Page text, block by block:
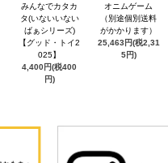
みんなでカタカ
タ(いないいない
ばぁシリーズ)
【グッド・トイ2
025】
4,400円(税400
円)
オニムゲーム
（別途個別送料
がかかります）
25,463円(税2,31
5円)